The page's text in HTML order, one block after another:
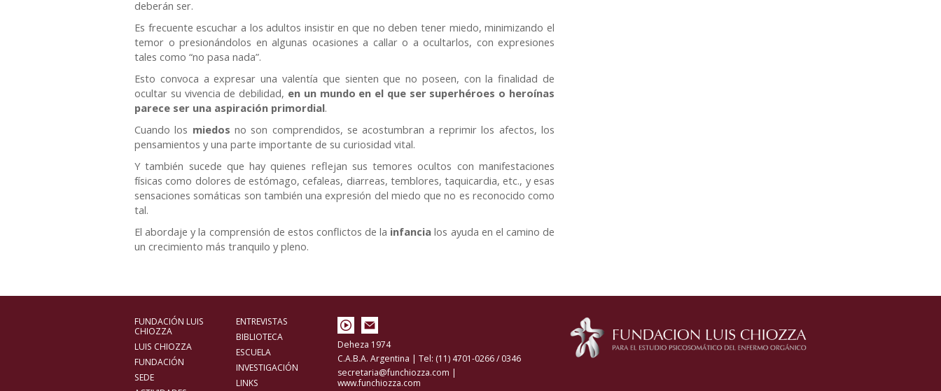
deberán ser.
Es frecuente escuchar a los adultos insistir en que no deben tener miedo, minimizando el
temor o presionándolos en algunas ocasiones a callar o a ocultarlos, con expresiones
tales como “no pasa nada”.
Esto convoca a expresar una valentía que sienten que no poseen, con la finalidad de
ocultar su vivencia de debilidad, en un mundo en el que ser superhéroes o heroínas
parece ser una aspiración primordial.
Cuando los miedosno son comprendidos, se acostumbran a reprimir los afectos, los
pensamientos y una parte importante de su curiosidad vital.
Y también sucede que hay quienes reflejan sus temores ocultos con manifestaciones
físicas como dolores de estómago, cefaleas, diarreas, temblores, taquicardia, etc., y esas
sensaciones somáticas son también una expresión del miedo que no es reconocido como
tal.
El abordaje y la comprensión de estos conflictos de la infancialos ayuda en el camino de
un crecimiento más tranquilo y pleno.
FUNDACIÓN LUIS
CHIOZZA
LUIS CHIOZZA
FUNDACIÓN
SEDE
ENTREVISTAS
BIBLIOTECA
ESCUELA
INVESTIGACIÓN
LINKS
Deheza 1974
C.A.B.A. Argentina | Tel: (11) 4701-0266 / 0346
secretaria@funchiozza.com |
www.funchiozza.com